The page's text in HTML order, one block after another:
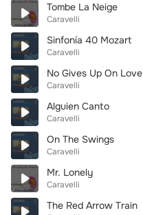
Tombe La Neige
Caravelli
Sinfonía 40 Mozart
Caravelli
No Gives Up On Love
Caravelli
Alguien Canto
Caravelli
On The Swings
Caravelli
Mr. Lonely
Caravelli
The Red Arrow Train